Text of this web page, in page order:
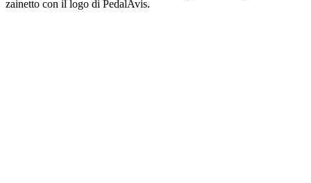
zainetto con il logo di PedalAvis.